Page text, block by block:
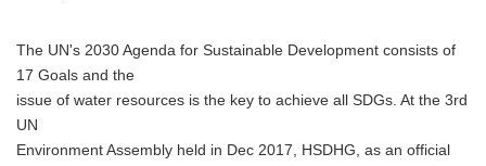
The UN's 2030 Agenda for Sustainable Development consists of
17 Goals and the
issue of water resources is the key to achieve all SDGs. At the 3rd
UN
Environment Assembly held in Dec 2017, HSDHG, as an official